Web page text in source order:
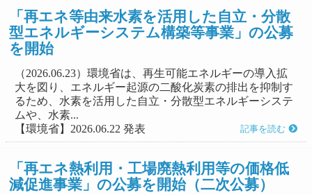
「再エネ等由来水素を活用した自立・分散
型エネルギーシステム構築等事業」の公募
を開始
（2026.06.23）環境省は、再生可能エネルギーの導入拡
大を図り、エネルギー起源の二酸化炭素の排出を抑制す
るため、水素を活用した自立・分散型エネルギーシステ
ムや、水素...
【環境省】2026.06.22 発表
記事を読む
「再エネ熱利用・工場廃熱利用等の価格低
減促進事業」の公募を開始（二次公募）